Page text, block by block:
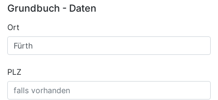
Grundbuch - Daten
Ort
PLZ